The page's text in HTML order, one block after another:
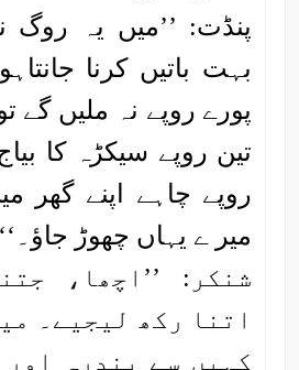
پنڈت: ’’میں یہ روگ
بہت باتیں کرنا
پورے روپے نہ ملیں گے
تین روپے سیکڑہ کا
روپے چاہے اپنے گھر
میر ے یہاں چھوڑ جاؤ۔‘‘
شنکر: ’’اچھا،
اتنا رکھ لیجیے۔
کہیں سے پندرہ اور